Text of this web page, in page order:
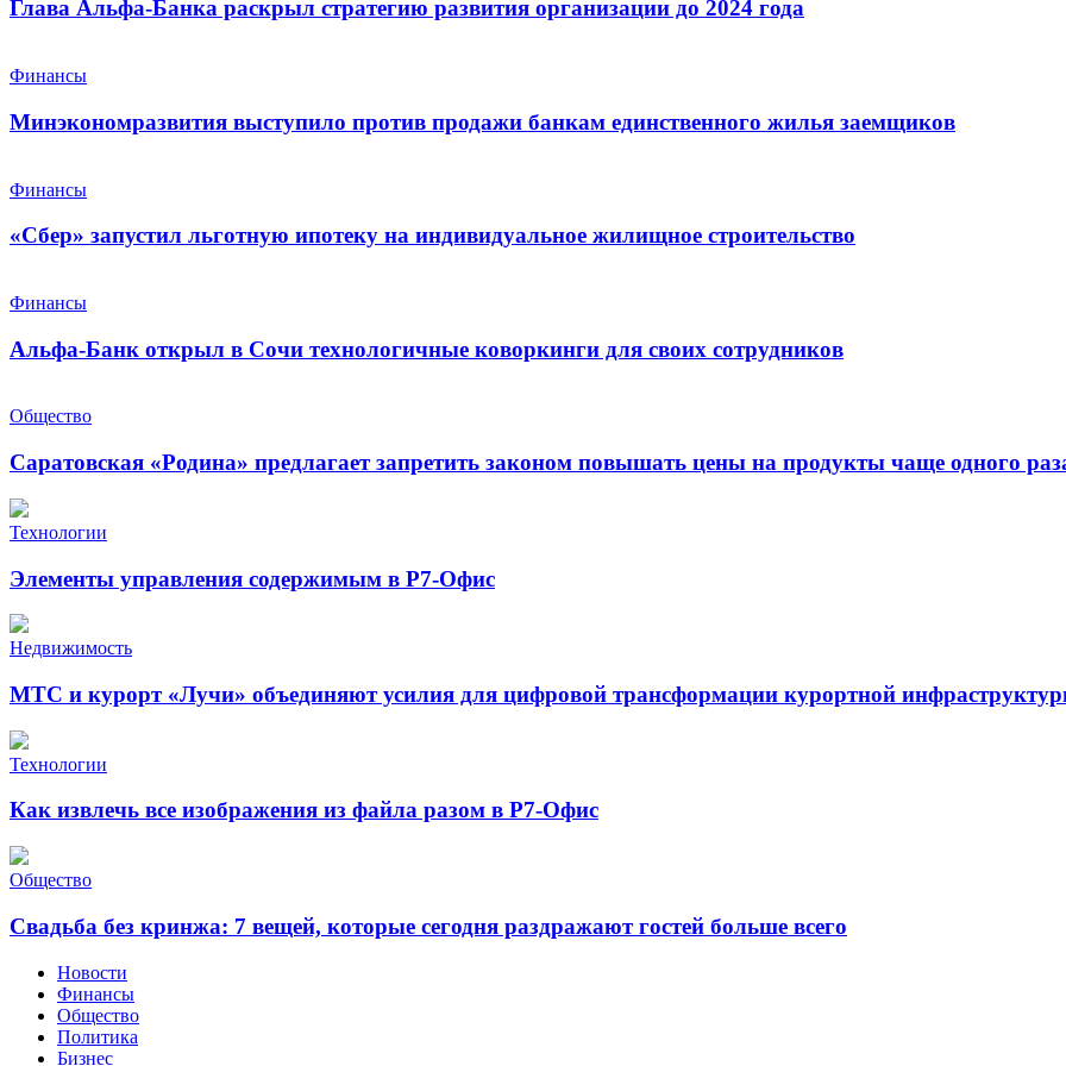
Глава Альфа-Банка раскрыл стратегию развития организации до 2024 года
Финансы
Минэкономразвития выступило против продажи банкам единственного жилья заемщиков
Финансы
«Сбер» запустил льготную ипотеку на индивидуальное жилищное строительство
Финансы
Альфа-Банк открыл в Сочи технологичные коворкинги для своих сотрудников
Общество
Саратовская «Родина» предлагает запретить законом повышать цены на продукты чаще одного
Технологии
Элементы управления содержимым в Р7-Офис
Недвижимость
МТС и курорт «Лучи» объединяют усилия для цифровой трансформации курортной
Технологии
Как извлечь все изображения из файла разом в Р7-Офис
Общество
Свадьба без кринжа: 7 вещей, которые сегодня раздражают гостей больше всего
Новости
Финансы
Общество
Политика
Бизнес